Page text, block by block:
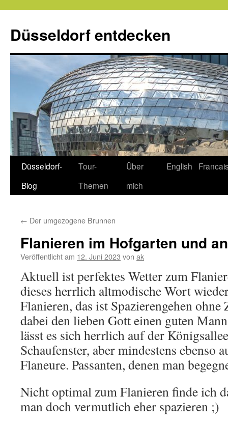
springen
Düsseldorf entdecken
Düsseldorf-
Blog
Tour-
Themen
Über
mich
English
← Der umgezogene Brunnen
Flanieren im Hofgarten und
Veröffentlicht am 12. Juni 2023 von ak
Aktuell ist perfektes Wetter zum
dieses herrlich altmodische Wort
Flanieren, das ist Spazierengehen
dabei den lieben Gott einen guten
lässt es sich herrlich auf der
Schaufenster, aber mindestens ebenso
Flaneure. Passanten, denen man
Nicht optimal zum Flanieren finde ich
man doch vermutlich eher spazieren ;)